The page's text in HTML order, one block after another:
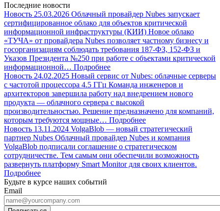
Последние новости
Новость 25.03.2026 Облачный провайдер Nubes запускает
сертифицированное облако для объектов критической
информационной инфраструктуры (КИИ) Новое облако
«ТУЧА» от провайдера Nubes позволяет частному бизнесу и
госорганизациям соблюдать требования 187-ФЗ, 152-ФЗ и
Указов Президента №250 при работе с объектами критической
информационной… Подробнее
Новость 24.02.2025 Новый сервис от Nubes: облачные серверы
с частотой процессора 4.5 ГГц Команда инженеров и
архитекторов завершила работу над внедрением нового
продукта — облачного сервера с высокой
производительностью. Решение предназначено для компаний,
которым требуются мощные… Подробнее
Новость 13.11.2024 VolgaBlob — новый стратегический
партнер Nubes Облачный провайдер Nubes и компания
VolgaBlob подписали соглашение о стратегическом
сотрудничестве. Тем самым они обеспечили возможность
развернуть платформу Smart Monitor для своих клиентов.
Подробнее
Будьте в курсе наших событий
Email